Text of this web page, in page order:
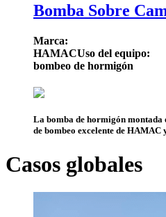
Bomba Sobre
Marca:
HAMACUso del equipo:
bombeo de hormigón
La bomba de hormigón montada
de bombeo excelente de HAMAC
Casos globales